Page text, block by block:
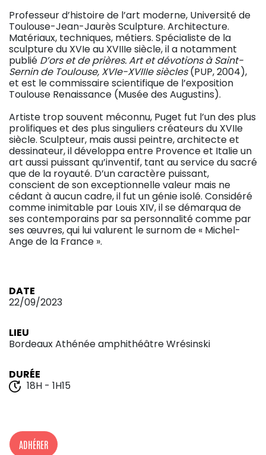
Professeur d’histoire de l’art moderne, Université de
Toulouse-Jean-Jaurès Sculpture. Architecture.
Matériaux, techniques, métiers. Spécialiste de la
sculpture du XVIe au XVIIIe siècle, il a notamment
publié D’ors et de prières. Art et dévotions à Saint-
Sernin de Toulouse, XVIe-XVIIIe siècles(PUP, 2004),
et est le commissaire scientifique de l’exposition
Toulouse Renaissance (Musée des Augustins).
Artiste trop souvent méconnu, Puget fut l’un des plus
prolifiques et des plus singuliers créateurs du XVIIe
siècle. Sculpteur, mais aussi peintre, architecte et
dessinateur, il développa entre Provence et Italie un
art aussi puissant qu’inventif, tant au service du sacré
que de la royauté. D’un caractère puissant,
conscient de son exceptionnelle valeur mais ne
cédant à aucun cadre, il fut un génie isolé. Considéré
comme inimitable par Louis XIV, il se démarqua de
ses contemporains par sa personnalité comme par
ses œuvres, qui lui valurent le surnom de « Michel-
Ange de la France ».
DATE
22/09/2023
LIEU
Bordeaux Athénée amphithéâtre Wrésinski
DURÉE
18H - 1H15
ADHÉRER